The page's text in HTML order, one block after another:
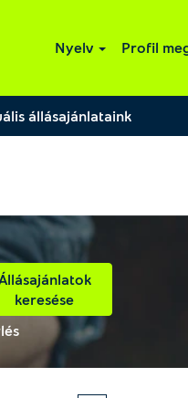
Nyelv Profil
állásajánlataink